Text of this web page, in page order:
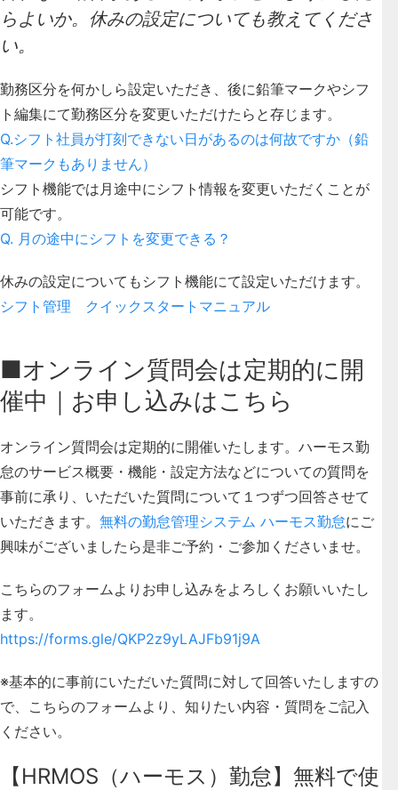
らよいか。休みの設定についても教えてくださ
い。
勤務区分を何かしら設定いただき、後に鉛筆マークやシフ
ト編集にて勤務区分を変更いただけたらと存じます。
Q.シフト社員が打刻できない日があるのは何故ですか（鉛
筆マークもありません）
シフト機能では月途中にシフト情報を変更いただくことが
可能です。
Q. 月の途中にシフトを変更できる？
休みの設定についてもシフト機能にて設定いただけます。
シフト管理 クイックスタートマニュアル
■オンライン質問会は定期的に開
催中｜お申し込みはこちら
オンライン質問会は定期的に開催いたします。ハーモス勤
怠のサービス概要・機能・設定方法などについての質問を
事前に承り、いただいた質問について１つずつ回答させて
いただきます。 無料の勤怠管理システム ハーモス勤怠にご
興味がございましたら是非ご予約・ご参加くださいませ。
こちらのフォームよりお申し込みをよろしくお願いいたし
ます。
https://forms.gle/QKP2z9yLAJFb91j9A
※基本的に事前にいただいた質問に対して回答いたしますの
で、こちらのフォームより、知りたい内容・質問をご記入
ください。
【HRMOS（ハーモス）勤怠】無料で使